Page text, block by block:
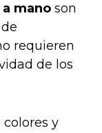
mano son
requieren
de los
y